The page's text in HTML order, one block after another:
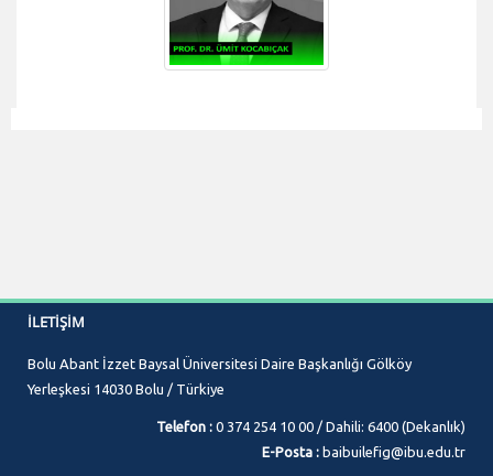
İLETIŞIM
Bolu Abant İzzet Baysal Üniversitesi Daire Başkanlığı Gölköy
Yerleşkesi 14030 Bolu / Türkiye
Telefon : 0 374 254 10 00 / Dahili: 6400 (Dekanlık)
E-Posta : baibuilefig@ibu.edu.tr